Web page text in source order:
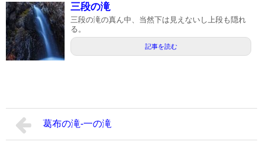
三段の滝
三段の滝の真ん中、当然下は見えないし上段も隠れ
る。
記事を読む
葛布の滝-一の滝